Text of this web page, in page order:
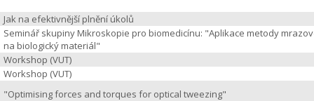
Jak na efektivnější plnění úkolů
Seminář skupiny Mikroskopie pro biomedicínu: "Aplikace metody
na biologický materiál"
Workshop (VUT)
Workshop (VUT)
"Optimising forces and torques for optical tweezing"